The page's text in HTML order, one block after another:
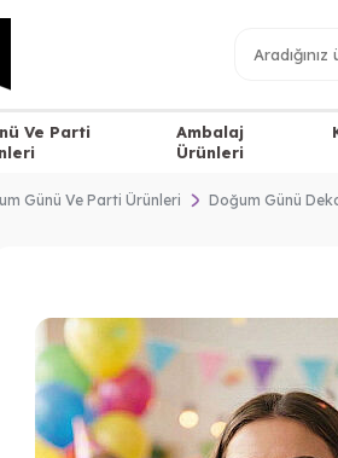
Ve Parti
Ambalaj
Ürünleri
Günü Ve Parti Ürünleri Doğum Günü